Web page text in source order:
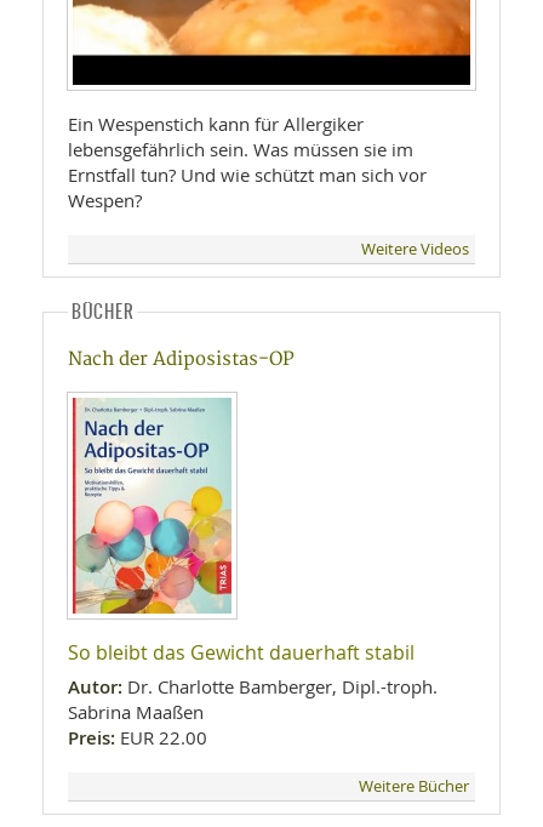
Ein Wespenstich kann für Allergiker
lebensgefährlich sein. Was müssen sie im
Ernstfall tun? Und wie schützt man sich vor
Wespen?
Weitere Videos
BÜCHER
Nach der Adiposistas-OP
So bleibt das Gewicht dauerhaft stabil
Autor: Dr. Charlotte Bamberger, Dipl.-troph.
Sabrina Maaßen
Preis: EUR 22.00
Weitere Bücher